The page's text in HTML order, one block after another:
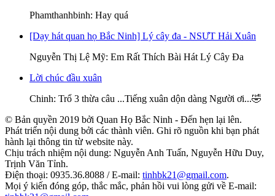
Phamthanhbinh: Hay quá
[Dạy hát quan họ Bắc Ninh] Lý cây đa - NSƯT Hải Xuân
Nguyễn Thị Lệ Mỹ: Em Rất Thích Bài Hát Lý Cây Đa
Lời chúc đầu xuân
Chinh: Trổ 3 thừa câu ...Tiếng xuân dộn dàng Người ơi...🤣
© Bản quyền 2019 bởi Quan Họ Bắc Ninh - Đến hẹn lại lên.
Phát triển nội dung bởi các thành viên. Ghi rõ nguồn khi bạn phát
hành lại thông tin từ website này.
Chịu trách nhiệm nội dung: Nguyễn Anh Tuấn, Nguyễn Hữu Duy,
Trịnh Văn Tỉnh.
Điện thoại: 0935.36.8088 / E-mail: tinhbk21@gmail.com.
Mọi ý kiến đóng góp, thắc mắc, phản hồi vui lòng gửi về E-mail: